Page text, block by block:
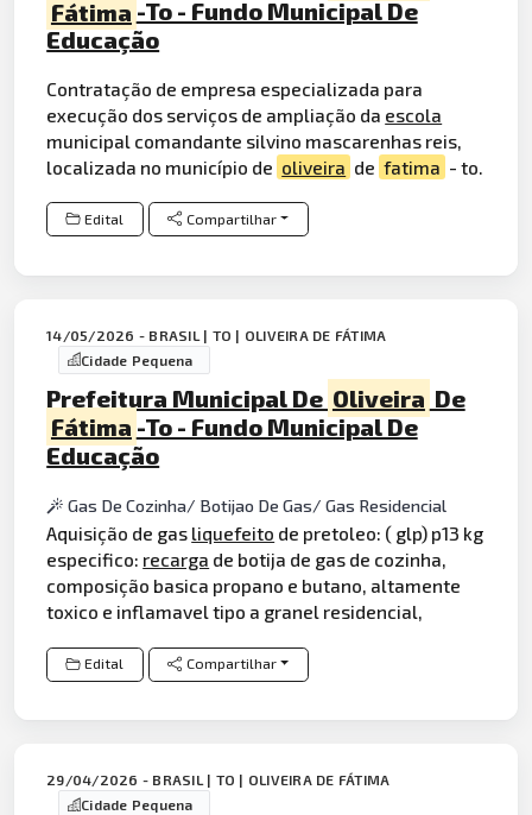
Fátima -To - Fundo Municipal De
Educação
Contratação de empresa especializada para
execução dos serviços de ampliação da escola
municipal comandante silvino mascarenhas reis,
localizada no município de oliveira de fatima - to.
Edital Compartilhar
14/05/2026 - BRASIL | TO | OLIVEIRA DE FÁTIMA
Cidade Pequena
Prefeitura Municipal De Oliveira De
Fátima -To - Fundo Municipal De
Educação
Gas De Cozinha/ Botijao De Gas/ Gas Residencial
Aquisição de gas liquefeito de pretoleo: ( glp) p13 kg
especifico: recarga de botija de gas de cozinha,
composição basica propano e butano, altamente
toxico e inflamavel tipo a granel residencial,
Edital Compartilhar
29/04/2026 - BRASIL | TO | OLIVEIRA DE FÁTIMA
Cidade Pequena